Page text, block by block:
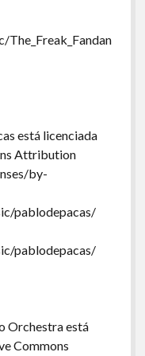
está licenciada
Attribution
by-
pablodepacas/
pablodepacas/
Orchestra está
Commons